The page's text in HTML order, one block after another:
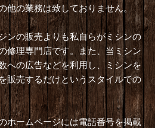
他の業務は致しておりません。
ンの販売よりも私自らがミシンの
修理専門店です。また、当ミシン
への広告などを利用し、ミシンを
販売するだけというスタイルでの
ホームページには電話番号を掲載